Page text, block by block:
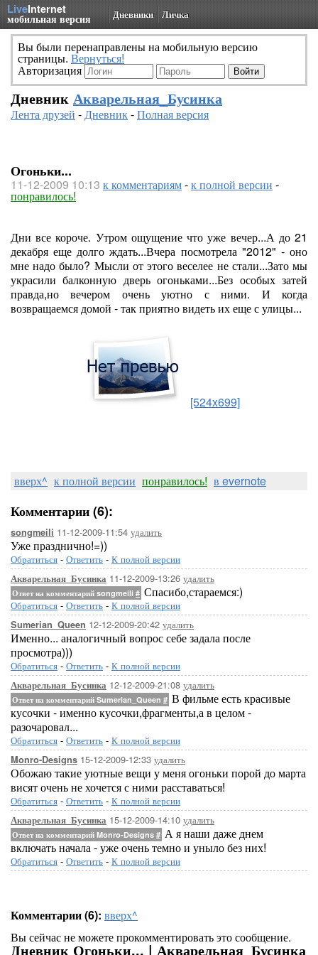
LiveInternet
мобильная версия Дневники Личка
Вы были перенаправлены на мобильную версию
страницы. Вернуться!
Авторизация
Дневник Акварельная_Бусинка
Лента друзей -Дневник-Полная версия
Огоньки...
11-12-2009 10:13 к комментариям-к полной версии -
понравилось!
Дни все короче. Утром ощущение что уже вечер...А до 21
декабря еще долго ждать...Вчера посмотрела "2012" - оно
мне надо было? Мысли от этого веселее не стали...Зато мы
украсили балконную дверь огоньками...Без особых затей
правда,но вечером очень уютно с ними. И когда
возвращаемся домой - так приятно видеть их еще с улицы...
[524x699]
вверх^ к полной версии понравилось! в evernote
Комментарии (6):
songmeili 11-12-2009-11:54 удалить
Уже празднично!=))
Обратиться - Ответить - К полной версии
Акварельная_Бусинка 11-12-2009-13:26 удалить
Ответ на комментарий songmeili # Спасибо,стараемся:)
Обратиться - Ответить - К полной версии
Sumerian_Queen 12-12-2009-20:42 удалить
Именно... аналогичный вопрос себе задала после
просмотра)))
Обратиться - Ответить - К полной версии
Акварельная_Бусинка 12-12-2009-21:08 удалить
Ответ на комментарий Sumerian_Queen # В фильме есть красивые
кусочки - именно кусочки,фрагменты,а в целом -
разочаровал...
Обратиться - Ответить - К полной версии
Monro-Designs 15-12-2009-12:33 удалить
Обожаю такие уютные вещи у меня огоньки порой до марта
висят очень не хочется с ними расставаться!
Обратиться - Ответить - К полной версии
Акварельная_Бусинка 15-12-2009-14:10 удалить
Ответ на комментарий Monro-Designs # А я наши даже днем
включать начала - уже очень темно и уныло без них!
Обратиться - Ответить - К полной версии
Комментарии (6): вверх^
Вы сейчас не можете прокомментировать это сообщение.
Дневник Огоньки... | Акварельная_Бусинка